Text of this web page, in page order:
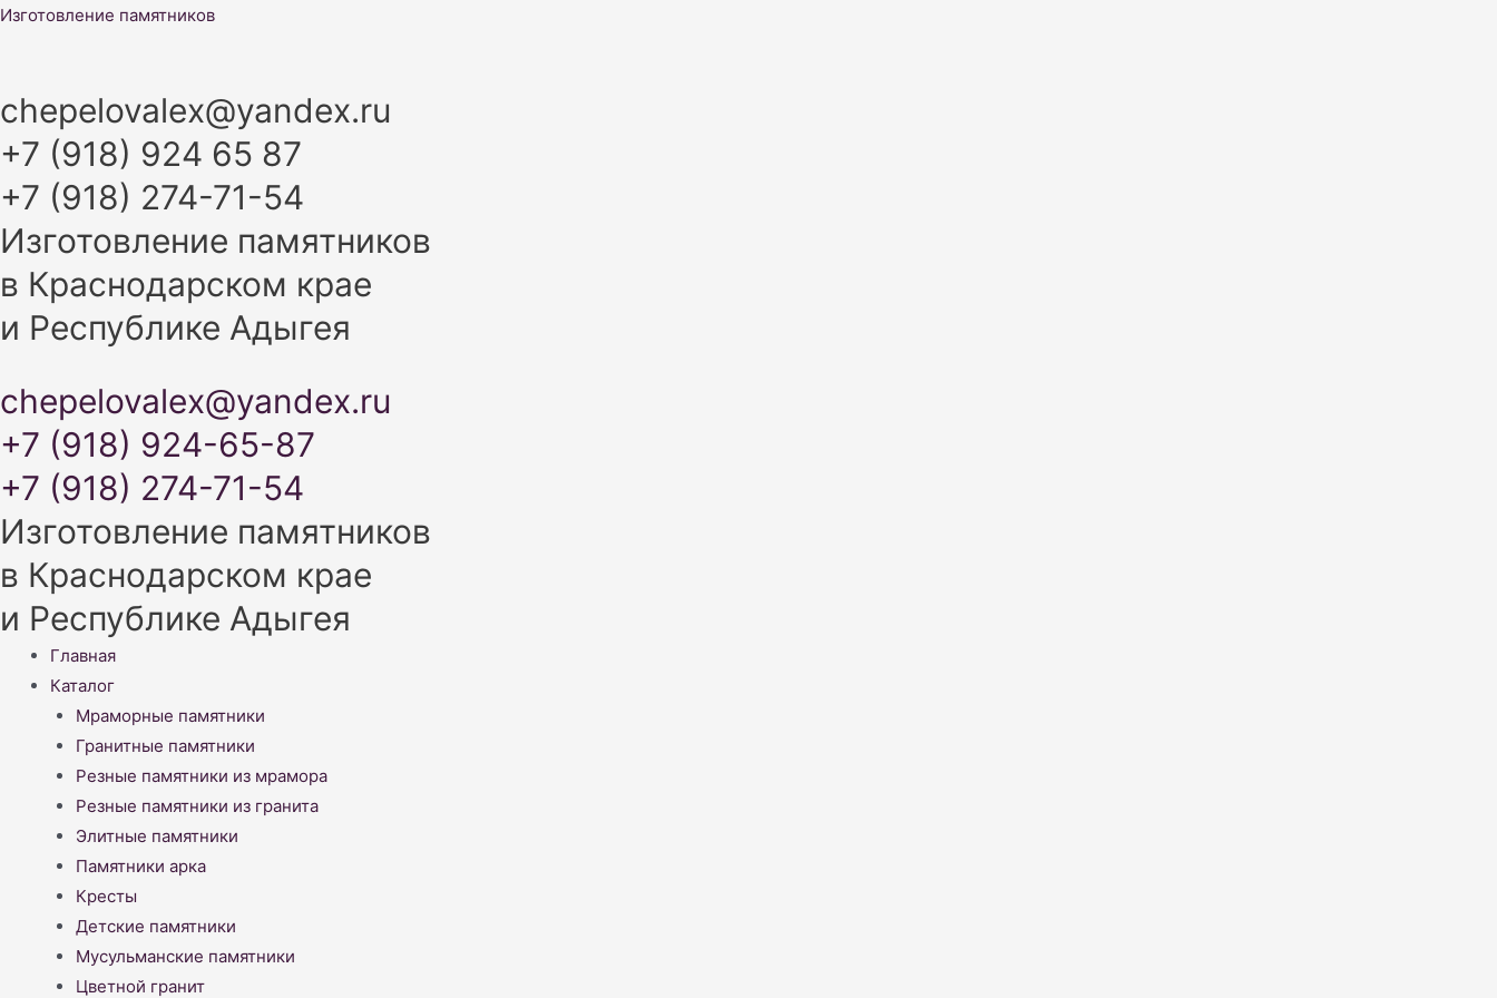
Перейти
Изготовление памятников
chepelovalex@yandex.ru
+7 (918) 924 65 87
+7 (918) 274-71-54
Изготовление памятников
в Краснодарском крае
и Республике Адыгея
chepelovalex@yandex.ru
+7 (918) 924-65-87
+7 (918) 274-71-54
Изготовление памятников
в Краснодарском крае
и Республике Адыгея
Меню
Главная
Каталог
Мраморные памятники
Гранитные памятники
Резные памятники из мрамора
Резные памятники из гранита
Элитные памятники
Памятники арка
Кресты
Детские памятники
Мусульманские памятники
Цветной гранит